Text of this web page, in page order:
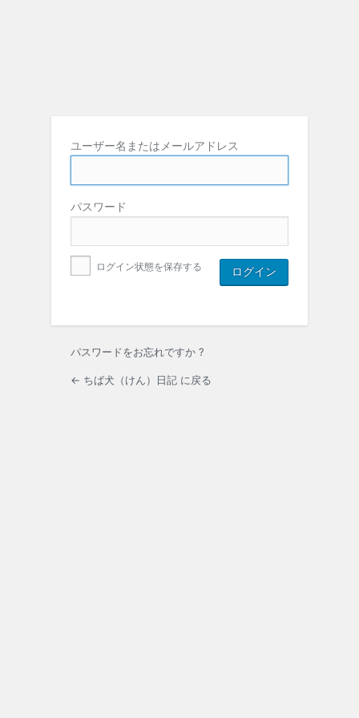
ユーザー名またはメールアドレス
パスワード
ログイン状態を保存する
パスワードをお忘れですか ?
← ちば犬（けん）日記 に戻る